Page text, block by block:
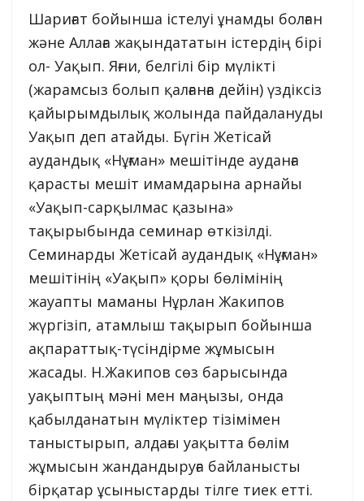
Шариғат бойынша істелуі ұнамды болған
және Аллаға жақындататын істердің бірі
ол- Уақып. Яғни, белгілі бір мүлікті
(жарамсыз болып қалғанға дейін) үздіксіз
қайырымдылық жолында пайдалануды
Уақып деп атайды. Бүгін Жетісай
аудандық «Нұғман» мешітінде ауданға
қарасты мешіт имамдарына арнайы
«Уақып-сарқылмас қазына»
тақырыбында семинар өткізілді.
Семинарды Жетісай аудандық «Нұғман»
мешітінің «Уақып» қоры бөлімінің
жауапты маманы Нұрлан Жакипов
жүргізіп, атамлыш тақырып бойынша
ақпараттық-түсіндірме жұмысын
жасады. Н.Жакипов сөз барысында
уақыптың мәні мен маңызы, онда
қабылданатын мүліктер тізімімен
таныстырып, алдағы уақытта бөлім
жұмысын жандандыруға байланысты
бірқатар ұсыныстарды тілге тиек етті.